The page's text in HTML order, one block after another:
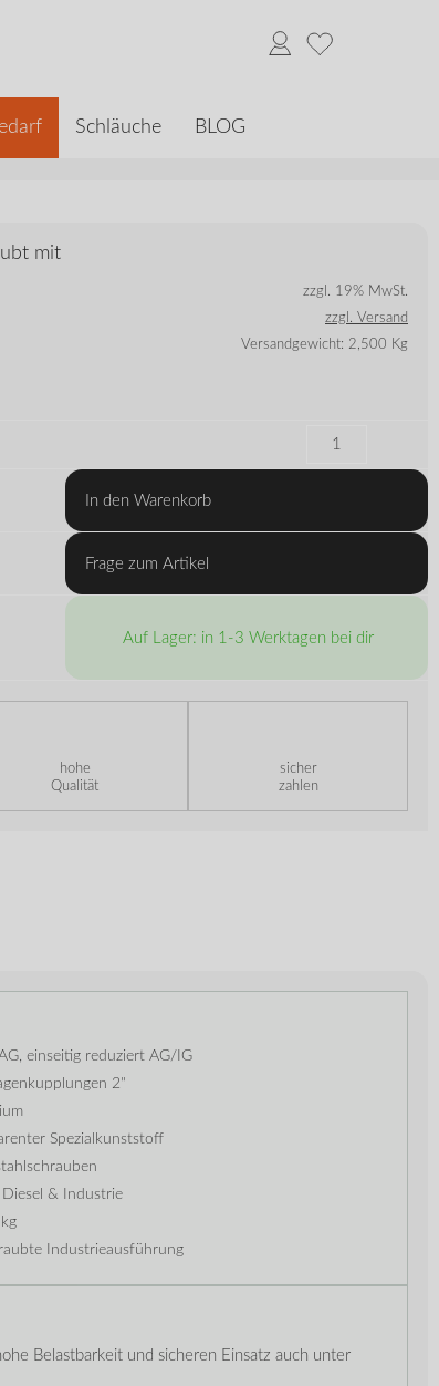
Schläuche BLOG
mit
zzgl. 19% MwSt.
zzgl. Versand
Versandgewicht: 2,500 Kg
In den Warenkorb
Frage zum Artikel
Auf Lager: in 1-3 Werktagen bei dir
hohe
Qualität
sicher
zahlen
einseitig reduziert AG/IG
2"
Spezialkunststoff
Diesel & Industrie
Industrieausführung
Belastbarkeit und sicheren Einsatz auch unter